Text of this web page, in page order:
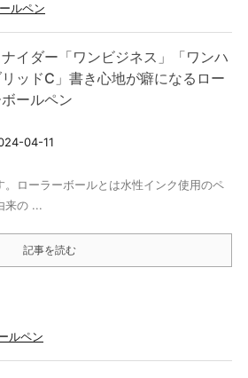
ルペン
イダー「ワンビジネス」「ワンハ
ッドC」書き心地が癖になるロー
ールペン
04-11
。ローラーボールとは水性インク使用のペ
来の ...
記事を読む
ルペン